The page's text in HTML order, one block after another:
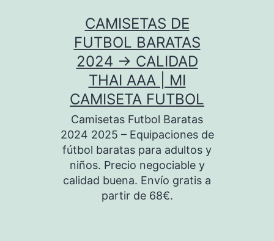
CAMISETAS DE
FUTBOL BARATAS
2024 → CALIDAD
THAI AAA | MI
CAMISETA FUTBOL
Camisetas Futbol Baratas
2024 2025 – Equipaciones de
fútbol baratas para adultos y
niños. Precio negociable y
calidad buena. Envío gratis a
partir de 68€.